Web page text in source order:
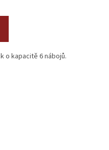
o kapacitě 6 nábojů.